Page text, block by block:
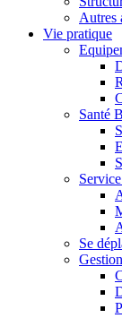
Autres
Vie pratique
Santé
Se